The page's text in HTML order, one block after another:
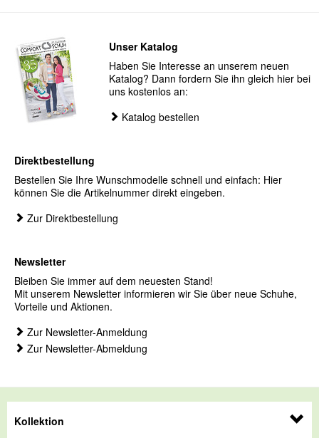
Unser Katalog
Haben Sie Interesse an unserem neuen
Katalog? Dann fordern Sie ihn gleich hier bei
uns kostenlos an:
Katalog bestellen
Direktbestellung
Bestellen Sie Ihre Wunschmodelle schnell und einfach: Hier
können Sie die Artikelnummer direkt eingeben.
Zur Direktbestellung
Newsletter
Bleiben Sie immer auf dem neuesten Stand!
Mit unserem Newsletter informieren wir Sie über neue Schuhe,
Vorteile und Aktionen.
Zur Newsletter-Anmeldung
Zur Newsletter-Abmeldung
Kollektion